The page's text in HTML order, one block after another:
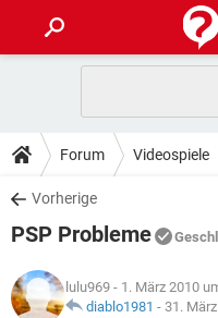
ANDROID
WINDOWS 10
WHATSAPP
FACEBOOK
TIPPS & TRICKS
SPIELE
WHATSAPP
DOWNLOADS
SPIELE
ANDROID
WINDOWS 10
SPIELE
LEXIKON
Forum Videospiele
Vorherige
PSP Probleme
lulu969 - 1. März 2010
diablo1981 - 31.